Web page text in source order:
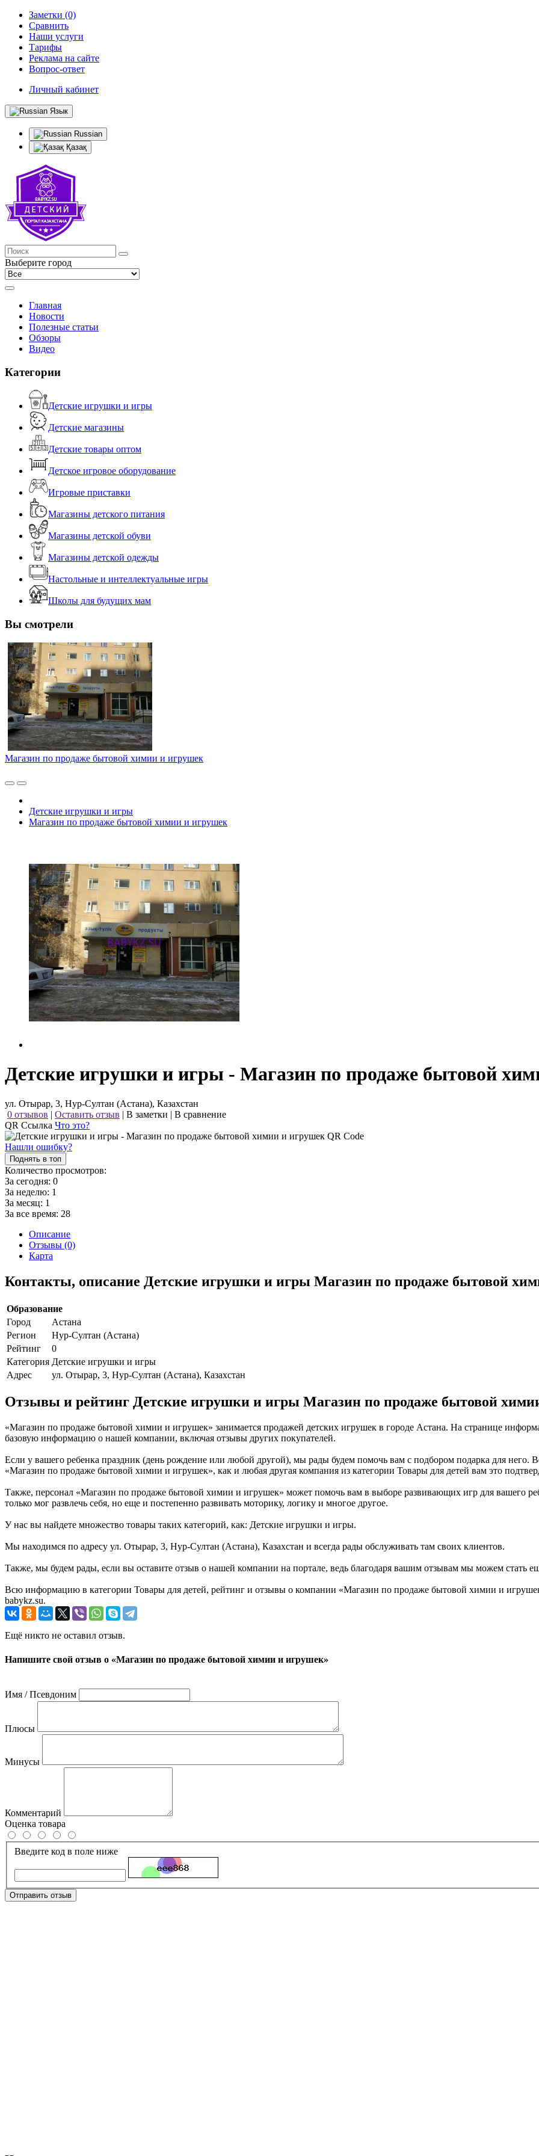
Заметки (0)
Сравнить
Наши услуги
Тарифы
Реклама на сайте
Вопрос-ответ
Личный кабинет
Язык
Russian
Қазақ
Выберите город
Главная
Новости
Полезные статьи
Обзоры
Видео
Категории
Детские игрушки и игры
Детские магазины
Детские товары оптом
Детское игровое оборудование
Игровые приставки
Магазины детского питания
Магазины детской обуви
Магазины детской одежды
Настольные и интеллектуальные игры
Школы для будущих мам
Вы смотрели
Магазин по продаже бытовой химии и игрушек
Детские игрушки и игры
Магазин по продаже бытовой химии и игрушек
Детские игрушки и игры - Магазин по продаже бытовой
ул. Отырар, 3, Нур-Султан (Астана), Казахстан
0 отзывов | Оставить отзыв | В заметки | В сравнение
QR Ссылка Что это?
Нашли ошибку?
Поднять в топ
Количество просмотров:
За сегодня: 0
За неделю: 1
За месяц: 1
За все время: 28
Описание
Отзывы (0)
Карта
Контакты, описание Детские игрушки и игры Магазин по продаже бытовой
Образование
Город
Астана
Регион
Нур-Султан (Астана)
Рейтинг
0
Категория Детские игрушки и игры
Адрес
ул. Отырар, 3, Нур-Султан (Астана), Казахстан
Отзывы и рейтинг Детские игрушки и игры Магазин по продаже бытовой
«Магазин по продаже бытовой химии и игрушек» занимается продажей детских игрушек в городе Астана. На странице
базовую информацию о нашей компании, включая отзывы других покупателей.
Если у вашего ребенка праздник (день рождение или любой другой), мы рады будем помочь вам с подбором подарка для него.
«Магазин по продаже бытовой химии и игрушек», как и любая другая компания из категории Товары для детей вам это
Также, персонал «Магазин по продаже бытовой химии и игрушек» может помочь вам в выборе развивающих игр для вашего
только мог развлечь себя, но еще и постепенно развивать моторику, логику и многое другое.
У нас вы найдете множество товары таких категорий, как: Детские игрушки и игры.
Мы находимся по адресу ул. Отырар, 3, Нур-Султан (Астана), Казахстан и всегда рады обслуживать там своих клиентов.
Также, мы будем рады, если вы оставите отзыв о нашей компании на портале, ведь благодаря вашим отзывам мы можем стать
Всю информацию в категории Товары для детей, рейтинг и отзывы о компании «Магазин по продаже бытовой химии и
babykz.su.
Ещё никто не оставил отзыв.
Напишите свой отзыв о «Магазин по продаже бытовой химии и игрушек»
Имя / Псевдоним
Плюсы
Минусы
Комментарий
Оценка товара
Введите код в поле ниже
Отправить отзыв